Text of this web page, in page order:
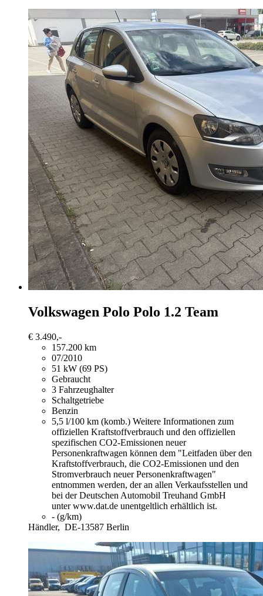
Volkswagen Polo Polo 1.2 Team
€ 3.490,-
157.200 km
07/2010
51 kW (69 PS)
Gebraucht
3 Fahrzeughalter
Schaltgetriebe
Benzin
5,5 l/100 km (komb.) Weitere Informationen zum
offiziellen Kraftstoffverbrauch und den offiziellen
spezifischen CO2-Emissionen neuer
Personenkraftwagen können dem "Leitfaden über den
Kraftstoffverbrauch, die CO2-Emissionen und den
Stromverbrauch neuer Personenkraftwagen"
entnommen werden, der an allen Verkaufsstellen und
bei der Deutschen Automobil Treuhand GmbH
unter www.dat.de unentgeltlich erhältlich ist.
- (g/km)
Händler, DE-13587 Berlin